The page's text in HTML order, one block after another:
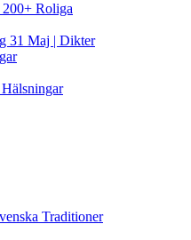
200+ Roliga
31 Maj | Dikter
Traditioner